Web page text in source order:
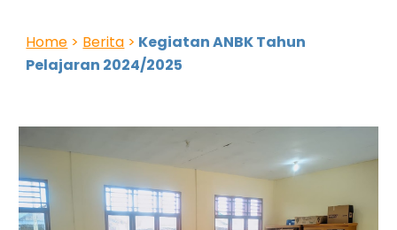
Home > Berita > Kegiatan ANBK Tahun
Pelajaran 2024/2025